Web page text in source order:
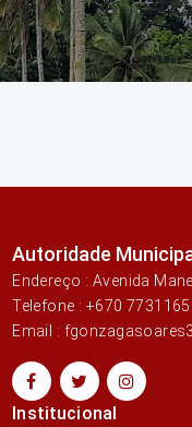
Autoridade
Endereço : Avenida
Telefone : +670
Email :
Institucional